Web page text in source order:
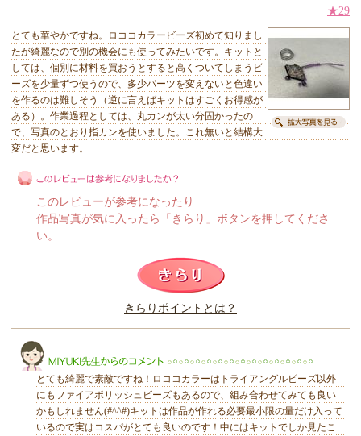
★29
とても華やかですね。ロココカラービーズ初めて知りまし
たが綺麗なので別の機会にも使ってみたいです。キットと
しては、個別に材料を買おうとすると高くついてしまうビ
ーズを少量ずつ使うので、多少パーツを変えないと色違い
を作るのは難しそう（逆に言えばキットはすごくお得感が
ある）。作業過程としては、丸カンが太い分固かったの
で、写真のとおり指カンを使いました。これ無いと結構大
変だと思います。
このレビューは参考になりましたか？
このレビューが参考になったり
作品写真が気に入ったら「きらり」ボタンを押してくださ
い。
きらりポイントとは？
とても綺麗で素敵ですね！ロココカラーはトライアングルビーズ以外
にもファイアポリッシュビーズもあるので、組み合わせてみても良い
かもしれません(#^^#)キットは作品が作れる必要最小限の量だけ入って
いるので実はコスパがとても良いのです！中にはキットでしか見たこ